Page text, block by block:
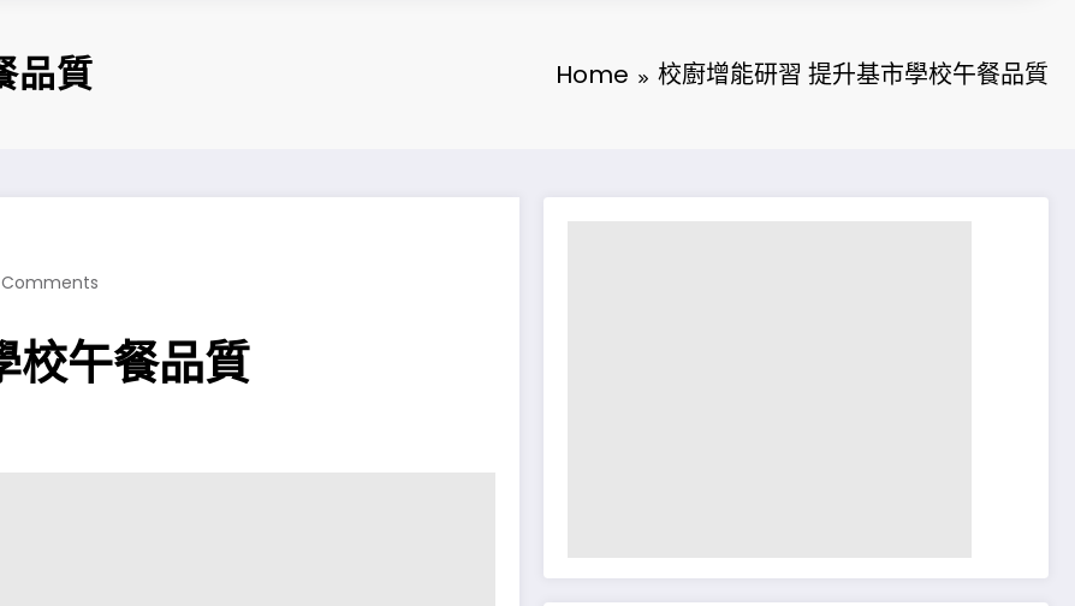
品質 Home 校廚增能研習 提升基市學校午餐品質
校午餐品質